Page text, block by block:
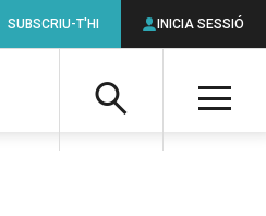
Cerca
SUBSCRIU-T'HI INICIA SESSIÓ